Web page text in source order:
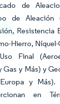
de
de Aleación
Resistencia
Hierro,
Final
Gas y Más) y
y Más).
en